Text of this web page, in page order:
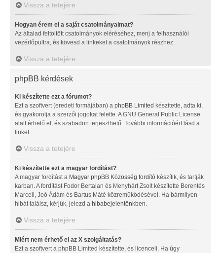
Vissza a tetejére
Hogyan érem el a saját csatolmányaimat?
Az általad feltöltött csatolmányok eléréséhez, menj a felhasználói
vezérlőpultra, és kövesd a linkeket a csatolmányok részhez.
Vissza a tetejére
phpBB kérdések
Ki készítette ezt a fórumot?
Ezt a szoftvert (eredeti formájában) a phpBB Limited készítette, adta ki,
és gyakorolja a szerzői jogokat felette. A GNU General Public License
alatt érhető el, és szabadon terjeszthető. További információért lásd a
linket.
Vissza a tetejére
Ki készítette ezt a magyar fordítást?
A magyar fordítást a Magyar phpBB Közösség fordító készítik, és tartják
karban. A fordítást Fodor Bertalan és Menyhárt Zsolt készítette Berentés
Marcell, Joó Ádám és Bartus Máté közreműködésével. Ha bármilyen
hibát találsz, kérjük, jelezd a hibabejelentőnkben
Vissza a tetejére
Miért nem érhető el az X szolgáltatás?
Ezt a szoftvert a phpBB Limited készítette, és licenceli. Ha úgy